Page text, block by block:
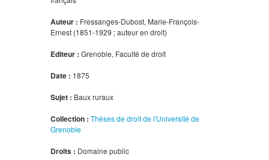
Auteur : Fressanges-Dubost, Marie-François-
Ernest (1851-1929 ; auteur en droit)
Editeur : Grenoble, Faculté de droit
Date : 1875
Sujet : Baux ruraux
Collection : Thèses de droit de l'Université de
Grenoble
Droits : Domaine public